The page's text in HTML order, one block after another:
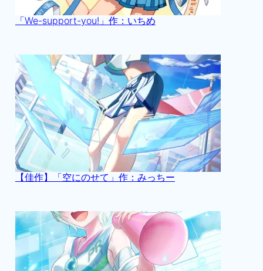
「We-support-you!」作：いちめ
【佳作】「空にのせて」作：みっちー